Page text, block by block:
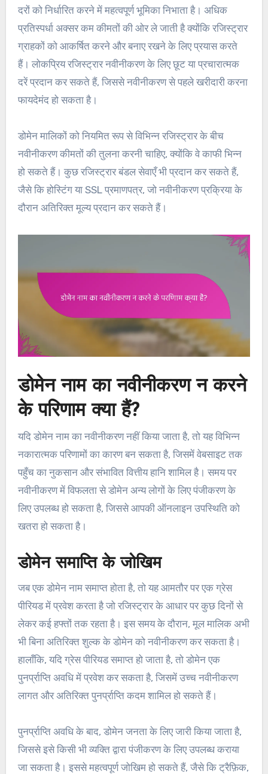
दरों को निर्धारित करने में महत्वपूर्ण भूमिका निभाता है। अधिक
प्रतिस्पर्धा अक्सर कम कीमतों की ओर ले जाती है क्योंकि रजिस्ट्रार
ग्राहकों को आकर्षित करने और बनाए रखने के लिए प्रयास करते
हैं। लोकप्रिय रजिस्ट्रार नवीनीकरण के लिए छूट या प्रचारात्मक
दरें प्रदान कर सकते हैं, जिससे नवीनीकरण से पहले खरीदारी करना
फायदेमंद हो सकता है।
डोमेन मालिकों को नियमित रूप से विभिन्न रजिस्ट्रार के बीच
नवीनीकरण कीमतों की तुलना करनी चाहिए, क्योंकि वे काफी भिन्न
हो सकते हैं। कुछ रजिस्ट्रार बंडल सेवाएँ भी प्रदान कर सकते हैं,
जैसे कि होस्टिंग या SSL प्रमाणपत्र, जो नवीनीकरण प्रक्रिया के
दौरान अतिरिक्त मूल्य प्रदान कर सकते हैं।
डोमेन नाम का नवीनीकरण न करने
के परिणाम क्या हैं?
यदि डोमेन नाम का नवीनीकरण नहीं किया जाता है, तो यह विभिन्न
नकारात्मक परिणामों का कारण बन सकता है, जिसमें वेबसाइट तक
पहुँच का नुकसान और संभावित वित्तीय हानि शामिल है। समय पर
नवीनीकरण में विफलता से डोमेन अन्य लोगों के लिए पंजीकरण के
लिए उपलब्ध हो सकता है, जिससे आपकी ऑनलाइन उपस्थिति को
खतरा हो सकता है।
डोमेन समाप्ति के जोखिम
जब एक डोमेन नाम समाप्त होता है, तो यह आमतौर पर एक ग्रेस
पीरियड में प्रवेश करता है जो रजिस्ट्रार के आधार पर कुछ दिनों से
लेकर कई हफ्तों तक रहता है। इस समय के दौरान, मूल मालिक अभी
भी बिना अतिरिक्त शुल्क के डोमेन को नवीनीकरण कर सकता है।
हालाँकि, यदि ग्रेस पीरियड समाप्त हो जाता है, तो डोमेन एक
पुनर्प्राप्ति अवधि में प्रवेश कर सकता है, जिसमें उच्च नवीनीकरण
लागत और अतिरिक्त पुनर्प्राप्ति कदम शामिल हो सकते हैं।
पुनर्प्राप्ति अवधि के बाद, डोमेन जनता के लिए जारी किया जाता है,
जिससे इसे किसी भी व्यक्ति द्वारा पंजीकरण के लिए उपलब्ध कराया
जा सकता है। इससे महत्वपूर्ण जोखिम हो सकते हैं, जैसे कि ट्रैफ़िक,